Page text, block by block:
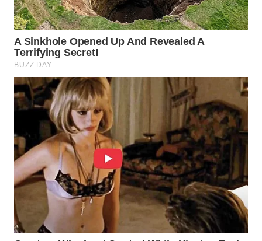
WN
NATUNA
WN
BINTAN
WN
MANDALIKA
WN
LIKUPANG
WN
LABUANBAJO
WN
BORNEO